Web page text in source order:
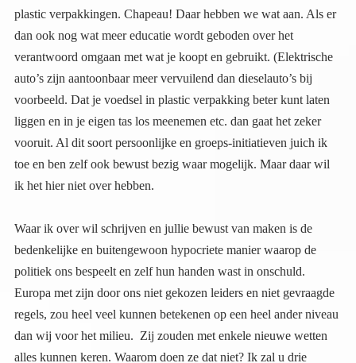
ik het hier niet over hebben.
Waar ik over wil schrijven en jullie bewust van maken is de
bedenkelijke en buitengewoon hypocriete manier waarop de
politiek ons bespeelt en zelf hun handen wast in onschuld.
Europa met zijn door ons niet gekozen leiders en niet gevraagde
regels, zou heel veel kunnen betekenen op een heel ander niveau
dan wij voor het milieu. Zij zouden met enkele nieuwe wetten
alles kunnen keren. Waarom doen ze dat niet? Ik zal u drie
waargebeurde voorbeelden geven waarin zij iets groots hadden
kunnen doen, voor de aarde de natuur en de mensheid, iets wat